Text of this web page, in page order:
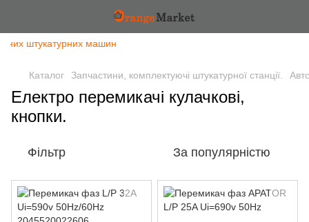
штукатурних машин
Каталог Запчастини, комплектуючі штукатурної станції.
Електро перемикачі кулачкові,
кнопки.
Фільтр За популярністю